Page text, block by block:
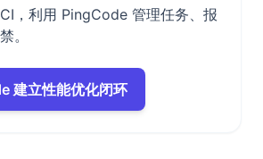
，利用 PingCode 管理任务、报
。
建立性能优化闭环